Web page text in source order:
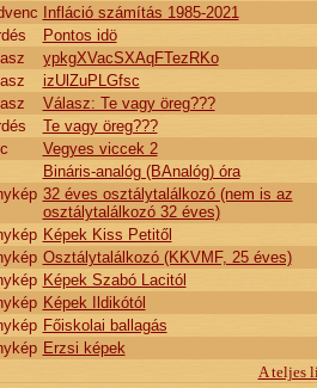
Infláció számítás 1985-2021
Pontos idö
ypkgXVacSXAqFTezRKo
izUlZuPLGfsc
Válasz: Te vagy öreg???
Te vagy öreg???
Vegyes viccek 2
Bináris-analóg (BAnalóg) óra
32 éves osztálytalálkozó (nem is az
osztálytalálkozó 32 éves)
Képek Kiss Petitől
Osztálytalálkozó (KKVMF, 25 éves)
Képek Szabó Lacitól
Képek Ildikótól
Főiskolai ballagás
Erzsi képek
A teljes